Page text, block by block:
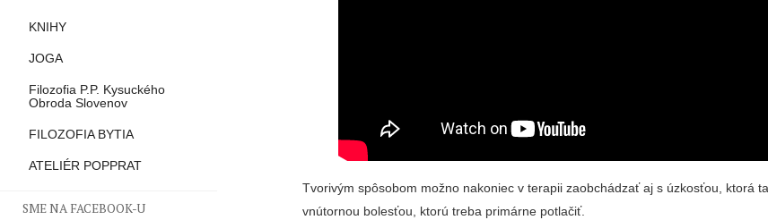
KNIHY
JOGA
Filozofia P.P. Kysuckého
Obroda Slovenov
FILOZOFIA BYTIA
ATELIÉR POPPRAT
SME NA FACEBOOK-U
Tvorivým spôsobom možno nakoniec v terapii zaobchádzať aj s úzkosťou, ktorá
vnútornou bolesťou, ktorú treba primárne potlačiť.